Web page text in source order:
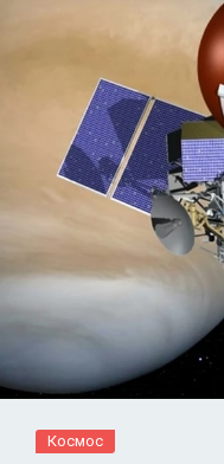
Космос